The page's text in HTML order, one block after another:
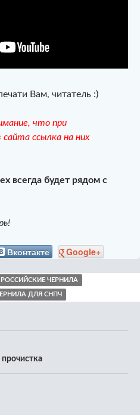
Вам, читатель :)
что при
ссылка на них
всегда будет рядом с
Вконтакте Google+
РОССИЙСКИЕ ЧЕРНИЛА
ДЛЯ СНПЧ